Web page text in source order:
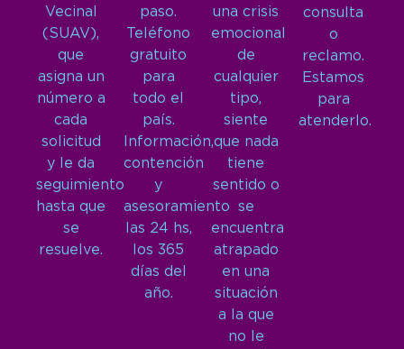
Vecinal
(SUAV),
que
asigna un
número a
cada
solicitud
y le da
seguimiento
hasta que
se
resuelve.
paso.
Teléfono
gratuito
para
todo el
país.
Información,
contención
y
asesoramiento
las 24 hs,
los 365
días del
año.
una crisis
emocional
de
cualquier
tipo,
siente
que nada
tiene
sentido o
se
encuentra
atrapado
en una
situación
a la que
no le
consulta
o
reclamo.
Estamos
para
atenderlo.